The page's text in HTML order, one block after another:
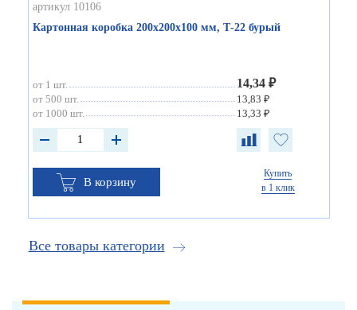
артикул 10106
Картонная коробка 200х200х100 мм, Т-22 бурый
от 1 шт. 14,34 ₽
от 500 шт.
13,83 ₽
от 1000 шт.
13,33 ₽
В корзину
Купить
в 1 клик
Все товары категории